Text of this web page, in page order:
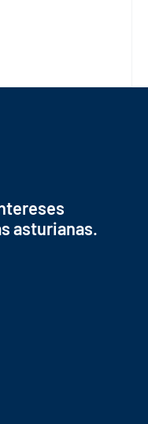
asturianas.